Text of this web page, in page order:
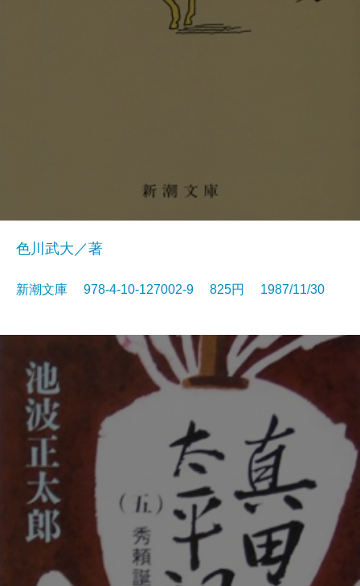
色川武大／著
新潮文庫 978-4-10-127002-9 825円 1987/11/30